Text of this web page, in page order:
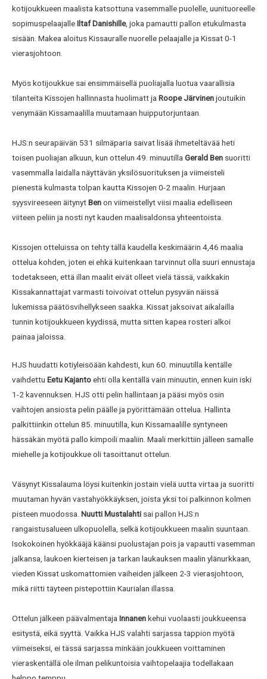
kotijoukkueen maalista katsottuna vasemmalle puolelle, uunituoreelle
sopimuspelaajalleIltaf Danishille, joka pamautti pallon etukulmasta
sisään. Makea aloitus Kissauralle nuorelle pelaajalle ja Kissat 0-1
vierasjohtoon.
Myös kotijoukkue sai ensimmäisellä puoliajalla luotua vaarallisia
tilanteita Kissojen hallinnasta huolimatt jaRoope Järvinenjoutuikin
venymään Kissamaalilla muutamaan huipputorjuntaan.
HJS:n seurapäivän 531 silmäparia saivat lisää ihmeteltävää heti
toisen puoliajan alkuun, kun ottelun 49. minuutillaGerald Ben suoritti
vasemmalla laidalla näyttävän yksilösuorituksen ja viimeisteli
pienestä kulmasta tolpan kautta Kissojen 0-2 maalin. Hurjaan
syysvireeseen äitynytBenon viimeistellyt viisi maalia edelliseen
viiteen peliin ja nosti nyt kauden maalisaldonsa yhteentoista.
Kissojen otteluissa on tehty tällä kaudella keskimäärin 4,46 maalia
ottelua kohden, joten ei ehkä kuitenkaan tarvinnut olla suuri ennustaja
todetakseen, että illan maalit eivät olleet vielä tässä, vaikkakin
Kissakannattajat varmasti toivoivat ottelun pysyvän näissä
lukemissa päätösvihellykseen saakka. Kissat jaksoivat aikalailla
tunnin kotijoukkueen kyydissä, mutta sitten kapea rosteri alkoi
painaa jaloissa.
HJS huudatti kotiyleisöään kahdesti, kun 60. minuutilla kentälle
vaihdettu Eetu Kajantoehti olla kentällä vain minuutin, ennen kuin iski
1-2 kavennuksen. HJS otti pelin hallintaan ja pääsi myös osin
vaihtojen ansiosta pelin päälle ja pyörittämään ottelua. Hallinta
palkittiinkin ottelun 85. minuutilla, kun Kissamaalille syntyneen
hässäkän myötä pallo kimpoili maaliin. Maali merkittiin jälleen samalle
miehelle ja kotijoukkue oli tasoittanut ottelun.
Väsynyt Kissalauma löysi kuitenkin jostain vielä uutta virtaa ja suoritti
muutaman hyvän vastahyökkäyksen, joista yksi toi palkinnon kolmen
pisteen muodossa. Nuutti Mustalahti sai pallon HJS:n
rangaistusalueen ulkopuolella, selkä kotijoukkueen maalin suuntaan.
Isokokoinen hyökkääjä käänsi puolustajan pois ja vapautti vasemman
jalkansa, laukoen kierteisen ja tarkan laukauksen maalin ylänurkkaan,
vieden Kissat uskomattomien vaiheiden jälkeen 2-3 vierasjohtoon,
mikä riitti täyteen pistepottiin Kaurialan illassa.
Ottelun jälkeen päävalmentaja Innanenkehui vuolaasti joukkueensa
esitystä, eikä syyttä. Vaikka HJS valahti sarjassa tappion myötä
viimeiseksi, ei tässä sarjassa minkään joukkueen voittaminen
vieraskentällä ole ilman pelikuntoisia vaihtopelaajia todellakaan